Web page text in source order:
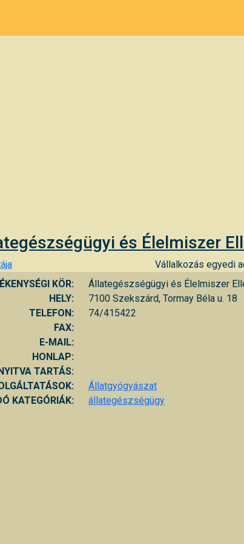
és Élelmiszer
Vállalkozás egyedi
KÖR:
Állategészségügyi és Élelmiszer
HELY:
7100 Szekszárd, Tormay Béla u. 18
TELEFON:
74/415422
FAX:
E-MAIL:
HONLAP:
TARTÁS:
Állatgyógyászat
KATEGÓRIÁK:
állategészségügy